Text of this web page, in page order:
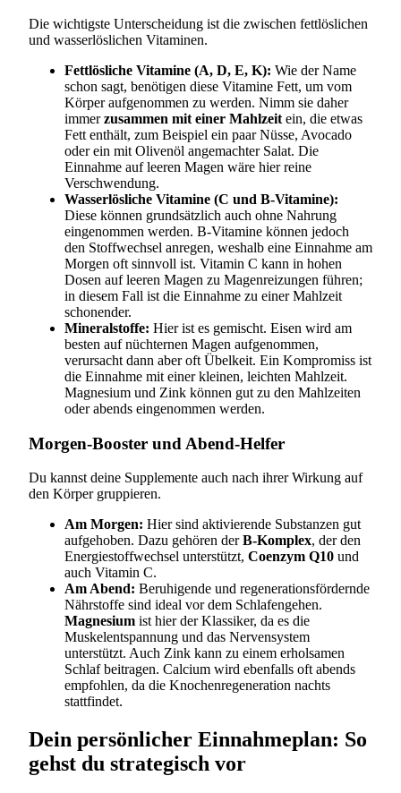
Die wichtigste Unterscheidung ist die zwischen fettlöslichen
und wasserlöslichen Vitaminen.
Fettlösliche Vitamine (A, D, E, K): Wie der Name
schon sagt, benötigen diese Vitamine Fett, um vom
Körper aufgenommen zu werden. Nimm sie daher
immerzusammen mit einer Mahlzeit ein, die etwas
Fett enthält, zum Beispiel ein paar Nüsse, Avocado
oder ein mit Olivenöl angemachter Salat. Die
Einnahme auf leeren Magen wäre hier reine
Verschwendung.
Wasserlösliche Vitamine (C und B-Vitamine):
Diese können grundsätzlich auch ohne Nahrung
eingenommen werden. B-Vitamine können jedoch
den Stoffwechsel anregen, weshalb eine Einnahme am
Morgen oft sinnvoll ist. Vitamin C kann in hohen
Dosen auf leeren Magen zu Magenreizungen führen;
in diesem Fall ist die Einnahme zu einer Mahlzeit
schonender.
Mineralstoffe: Hier ist es gemischt. Eisen wird am
besten auf nüchternen Magen aufgenommen,
verursacht dann aber oft Übelkeit. Ein Kompromiss ist
die Einnahme mit einer kleinen, leichten Mahlzeit.
Magnesium und Zink können gut zu den Mahlzeiten
oder abends eingenommen werden.
Morgen-Booster und Abend-Helfer
Du kannst deine Supplemente auch nach ihrer Wirkung auf
den Körper gruppieren.
Am Morgen: Hier sind aktivierende Substanzen gut
aufgehoben. Dazu gehören derB-Komplex, der den
Energiestoffwechsel unterstützt, Coenzym Q10 und
auch Vitamin C.
Am Abend: Beruhigende und regenerationsfördernde
Nährstoffe sind ideal vor dem Schlafengehen.
Magnesium ist hier der Klassiker, da es die
Muskelentspannung und das Nervensystem
unterstützt. Auch Zink kann zu einem erholsamen
Schlaf beitragen. Calcium wird ebenfalls oft abends
empfohlen, da die Knochenregeneration nachts
stattfindet.
Dein persönlicher Einnahmeplan: So
gehst du strategisch vor